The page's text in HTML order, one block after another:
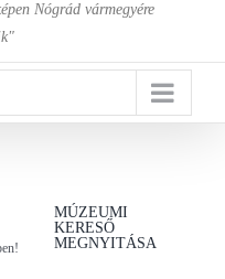
Nógrád vármegyére
MÚZEUMI
KERESŐ
MEGNYITÁSA